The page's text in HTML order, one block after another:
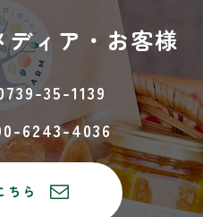
ディア・お客様
35-1139
6243-4036
ちら